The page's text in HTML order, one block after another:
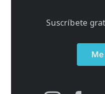
Suscríbete